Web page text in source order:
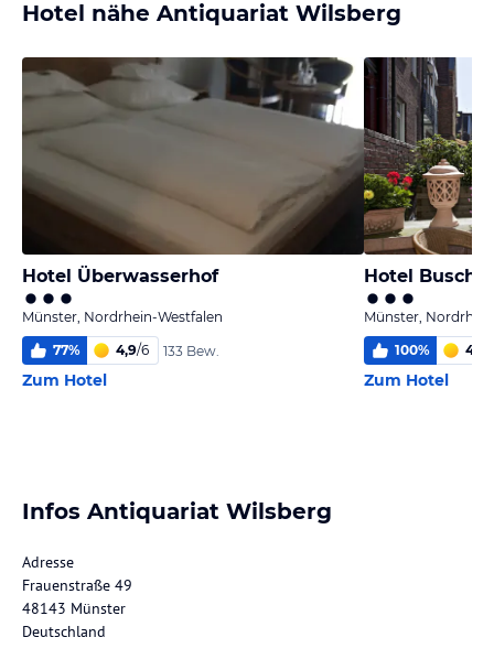
Hotel nähe Antiquariat Wilsberg
Hotel Überwasserhof
Münster, Nordrhein-Westfalen
77% 4,9/6 133 Bew.
Zum Hotel
Hotel Busche
Münster,
100% 4,7
Zum Hotel
Infos Antiquariat Wilsberg
Adresse
Frauenstraße 49
48143 Münster
Deutschland